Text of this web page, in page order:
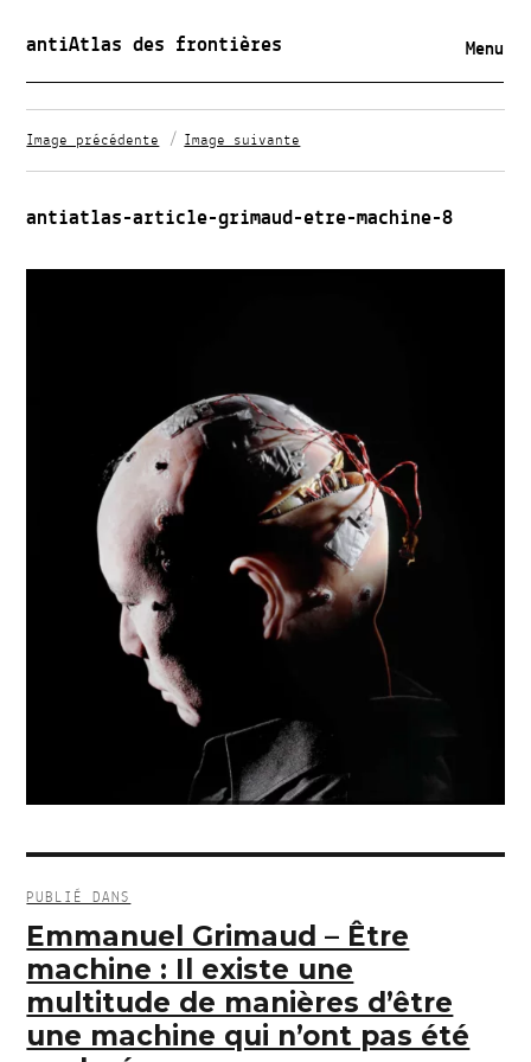
antiAtlas des frontières Menu
Image précédente Image suivante
antiatlas-article-grimaud-etre-machine-8
de
l’article
PUBLIÉ DANS
Emmanuel Grimaud – Être
machine : Il existe une
multitude de manières d’être
une machine qui n’ont pas été